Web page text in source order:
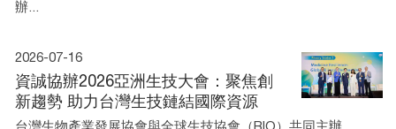
辦...
2026-07-16
資誠協辦2026亞洲生技大會：聚焦創
新趨勢 助力台灣生技鏈結國際資源
台灣生物產業發展協會與全球生技協會（BIO）共同主辦、